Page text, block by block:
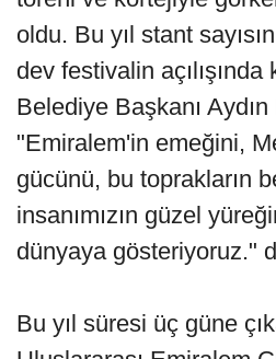
oldu. Bu yıl stant
dev festivalin
Belediye Başkanı
"Emiralem'in emeğini,
gücünü, bu toprakların
insanımızın güzel
dünyaya gösteriyoruz."
Bu yıl süresi üç güne